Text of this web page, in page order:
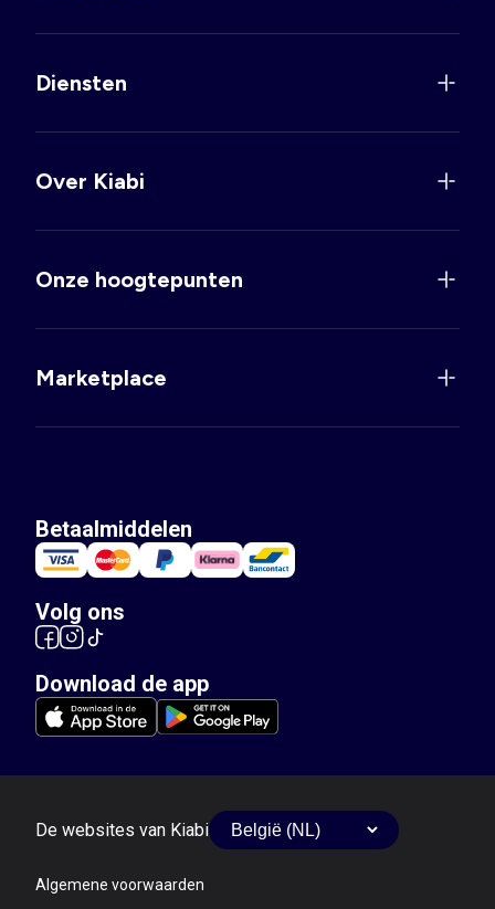
Diensten
Over Kiabi
Onze hoogtepunten
Marketplace
Betaalmiddelen
Volg ons
Download de app
De websites van Kiabi
Algemene voorwaarden